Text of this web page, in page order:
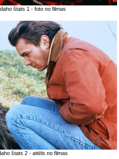
štats 1 - foto no filmas
štats 2 - attēls no filmas